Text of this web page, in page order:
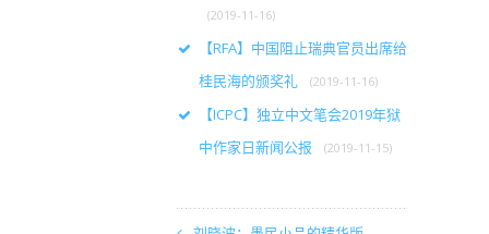
(2019-11-16)
【RFA】中国阻止瑞典官员出席给
桂民海的颁奖礼
(2019-11-16)
【ICPC】独立中文笔会2019年狱
中作家日新闻公报
(2019-11-15)